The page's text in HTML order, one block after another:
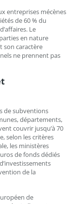
entreprises mécènes
de 60 % du
Le
en nature
son caractère
ne prennent pas
de subventions
départements,
couvrir jusqu’à 70
selon les critères
les ministères
de fonds dédiés
de la
de